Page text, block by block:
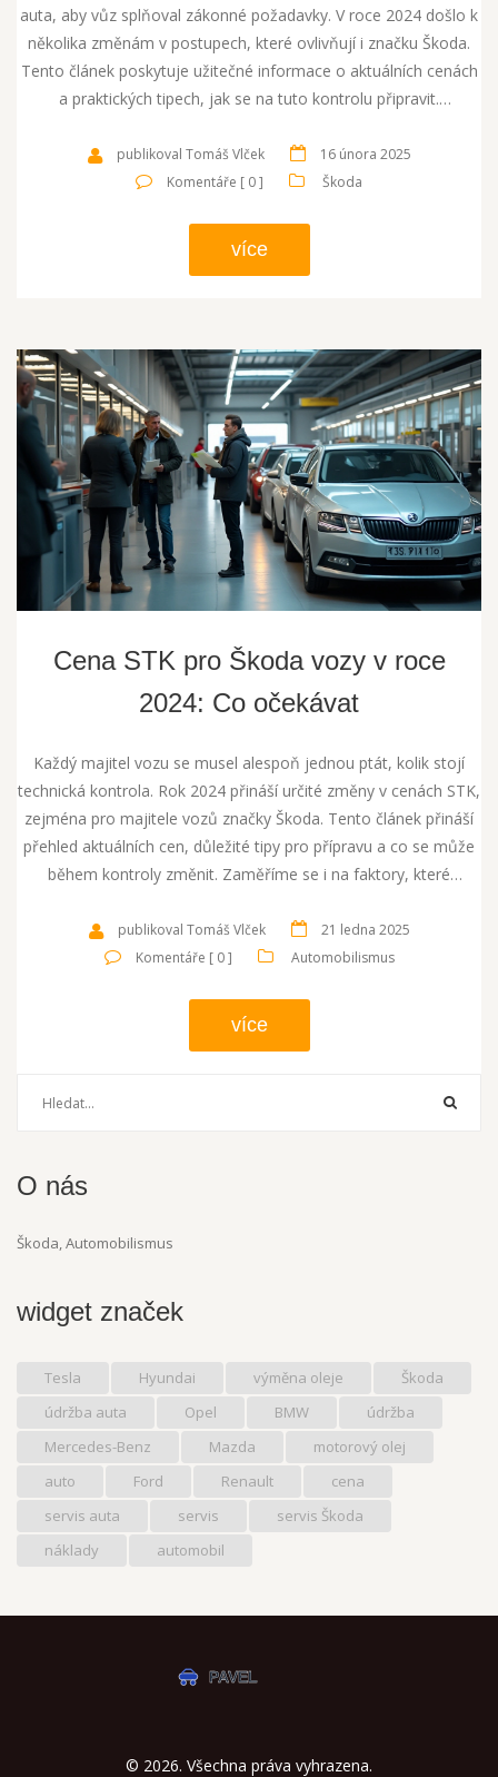
auta, aby vůz splňoval zákonné požadavky. V roce 2024 došlo k
několika změnám v postupech, které ovlivňují i značku Škoda.
Tento článek poskytuje užitečné informace o aktuálních cenách
a praktických tipech, jak se na tuto kontrolu připravit.
publikoval Tomáš Vlček
16 února 2025
Komentáře [ 0 ]
Škoda
více
Cena STK pro Škoda vozy v roce
2024: Co očekávat
Každý majitel vozu se musel alespoň jednou ptát, kolik stojí
technická kontrola. Rok 2024 přináší určité změny v cenách STK,
zejména pro majitele vozů značky Škoda. Tento článek přináší
přehled aktuálních cen, důležité tipy pro přípravu a co se může
během kontroly změnit. Zaměříme se i na faktory, které
publikoval Tomáš Vlček
21 ledna 2025
Komentáře [ 0 ]
Automobilismus
více
O nás
Škoda, Automobilismus
widget značek
Tesla Hyundai výměna oleje
Škoda
údržba auta
Opel BMW
údržba
Mercedes-Benz
Mazda
motorový olej
auto
Ford Renault
cena
servis auta
servis
servis Škoda
náklady
automobil
© 2026. Všechna práva vyhrazena.